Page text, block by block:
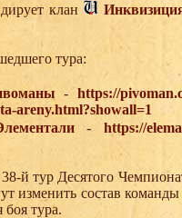
клан
тура:
-https://
areny.html?showall=1
-https://
38-й тур Десятого
изменить состав
боя тура.